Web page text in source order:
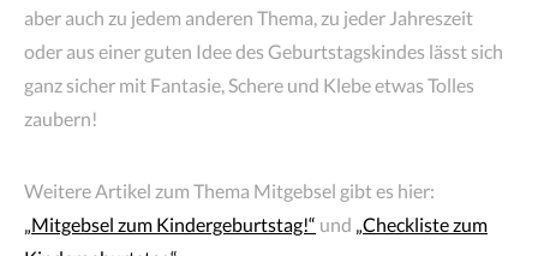
aber auch zu jedem anderen Thema, zu jeder Jahreszeit
oder aus einer guten Idee des Geburtstagskindes lässt sich
ganz sicher mit Fantasie, Schere und Klebe etwas Tolles
zaubern!
Weitere Artikel zum Thema Mitgebsel gibt es hier:
„Mitgebsel zum Kindergeburtstag!“ und „Checkliste zum